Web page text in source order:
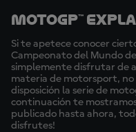
MotoGP™
Si te apetece conocer
Campeonato del Mundo
simplemente disfrutar de
materia de motorsport, no
disposición la serie de
continuación te
publicado hasta ahora,
disfrutes!